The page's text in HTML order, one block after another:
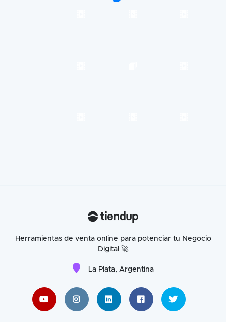
Herramientas de venta online para potenciar tu Negocio
Digital 🚀
La Plata, Argentina